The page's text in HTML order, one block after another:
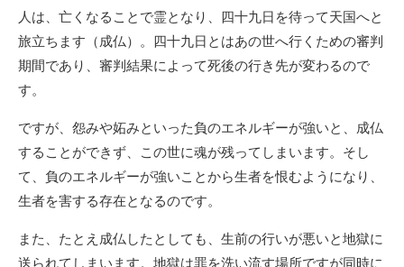
人は、亡くなることで霊となり、四十九日を待って天国へと
旅立ちます（成仏）。四十九日とはあの世へ行くための審判
期間であり、審判結果によって死後の行き先が変わるので
す。
ですが、怨みや妬みといった負のエネルギーが強いと、成仏
することができず、この世に魂が残ってしまいます。そし
て、負のエネルギーが強いことから生者を恨むようになり、
生者を害する存在となるのです。
また、たとえ成仏したとしても、生前の行いが悪いと地獄に
送られてしまいます。地獄は罪を洗い流す場所ですが同時に